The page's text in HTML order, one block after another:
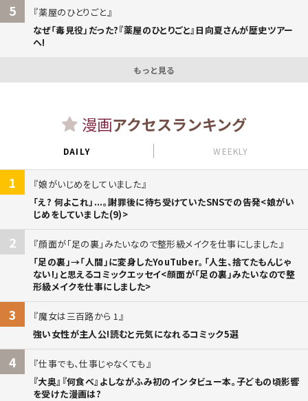
5
薬屋のひとりごと
なぜ「毒見役」だった?『薬屋のひとりごと』日向夏さんが歴史ツアー
へ!
もっと見る
漫画アクセスランキング
DAILY WEEKLY
1
娘がいじめをしていました
「え? 何よこれ」...。謝罪後に待ち受けていたSNSでの告発<娘がい
じめをしていました(9)>
2
顔面が「足の裏」みたいなので整形級メイクを仕事にしました
「足の裏」→「人間」に変身したYouTuber。「人生、捨てたもんじゃ
ない!」と思えるコミックエッセイ<顔面が「足の裏」みたいなので整
形級メイクを仕事にしました>
3
魔女は三百路から 1
強い女性が主人公!読むと元気になれるコミック5選
4
仕事でも、仕事じゃなくても
『大奥』『何食べ』よしながふみ初のインタビュー本。子どもの頃影響
を受けた漫画は?